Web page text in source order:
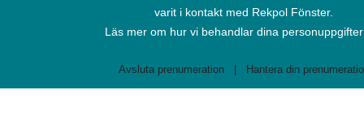
varit i kontakt med Rekpol Fönster.
Läs mer om hur vi behandlar dina
Avsluta prenumeration| Hantera din